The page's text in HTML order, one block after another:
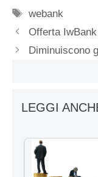
Tag
webank
Offerta
Diminuiscono
LEGGI